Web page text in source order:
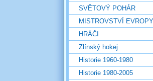
SVĚTOVÝ POHÁR
MISTROVSTVÍ EVROPY
HRÁČI
Zlínský hokej
Historie 1960-1980
Historie 1980-2005